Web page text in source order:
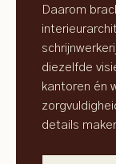
Daarom
diezelfde
kantoren én
details